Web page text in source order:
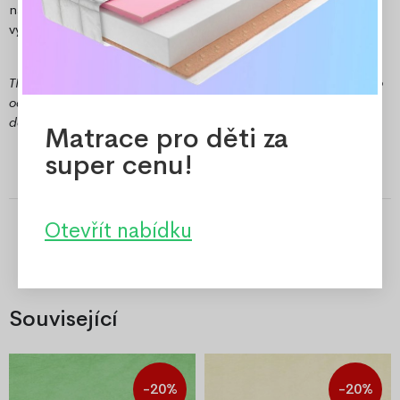
nás na e-mailové adresevelkoobchod@ozeo.cza získejte
výhodnou nabídku.
TIP: Pokud jste z Frýdecko-Místecka, využijte možnost osobního
odběru v našem expedičním skladu v Místku a ušetřete za
dopravu.
Související
-20% -20%
Matrace pro děti za
super cenu!
Otevřít nabídku